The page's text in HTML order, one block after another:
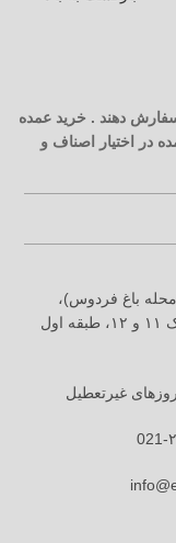
دهند . خرید عمده
در اختیار اصناف و
باغ فردوس)،